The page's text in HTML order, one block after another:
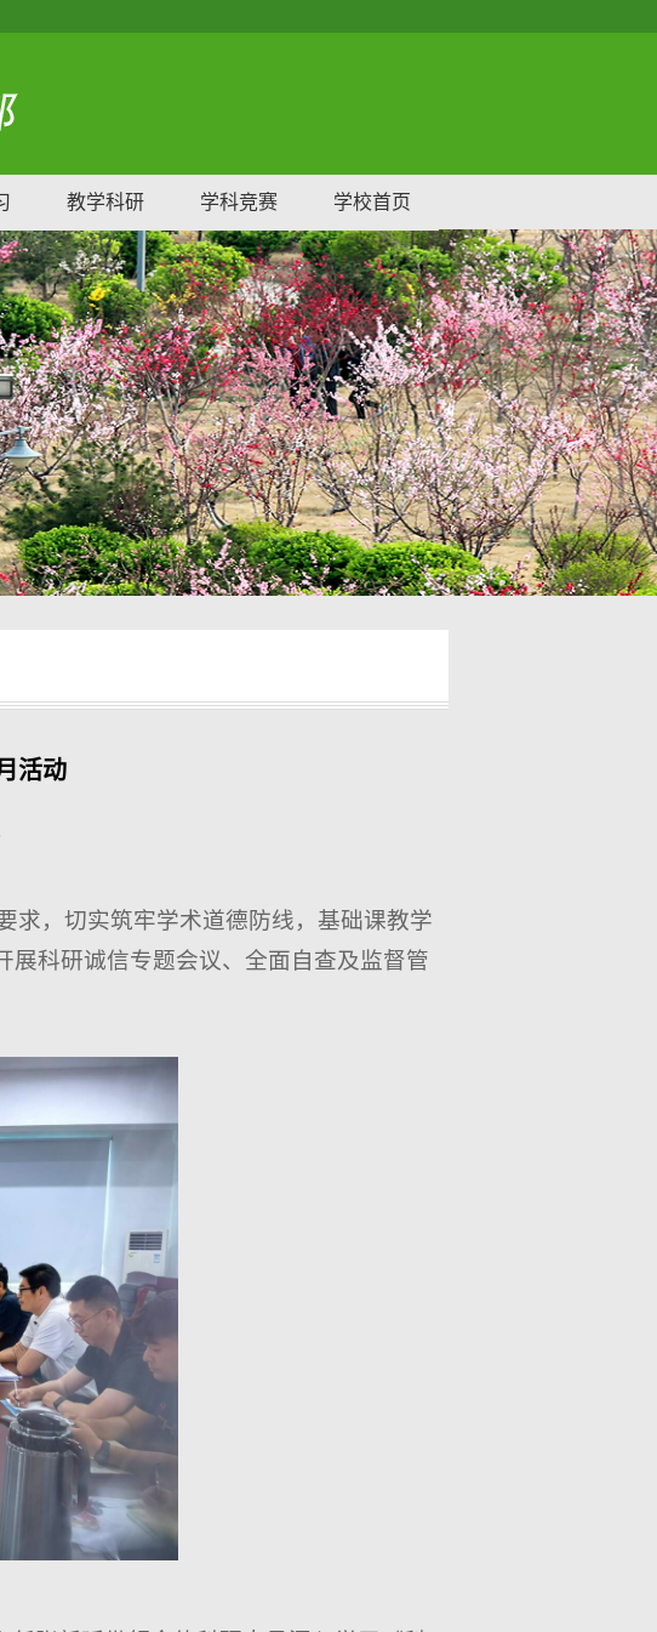
教学科研 学科竞赛 学校首页
活动
求，切实筑牢学术道德防线，基础课教学
展科研诚信专题会议、全面自查及监督管